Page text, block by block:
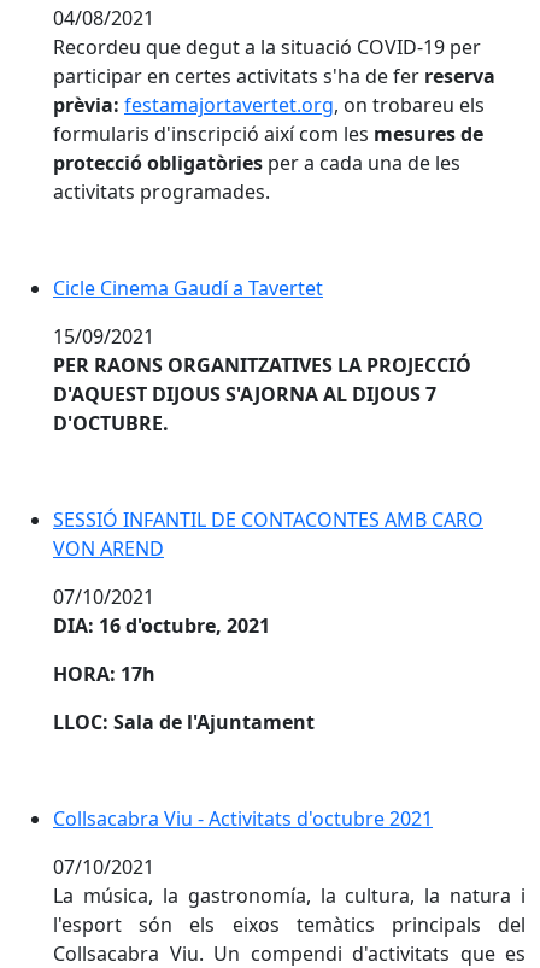
04/08/2021
Recordeu que degut a la situació COVID-19 per
participar en certes activitats s'ha de fer reserva
prèvia: festamajortavertet.org, on trobareu els
formularis d'inscripció així com les mesures de
protecció obligatòries per a cada una de les
activitats programades.
Cicle Cinema Gaudí a Tavertet
15/09/2021
PER RAONS ORGANITZATIVES LA PROJECCIÓ
D'AQUEST DIJOUS S'AJORNA AL DIJOUS 7
D'OCTUBRE.
SESSIÓ INFANTIL DE CONTACONTES AMB CARO
VON AREND
07/10/2021
DIA: 16 d'octubre, 2021
HORA: 17h
LLOC: Sala de l'Ajuntament
Collsacabra Viu - Activitats d'octubre 2021
07/10/2021
La música, la gastronomía, la cultura, la natura i
l'esport són els eixos temàtics principals del
Collsacabra Viu. Un compendi d'activitats que es